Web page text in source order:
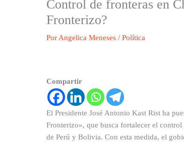
Control de fronteras en
Fronterizo?
Por Angelica Meneses / Política
Compartir
El Presidente José Antonio Kast Rist ha
Fronterizo», que busca fortalecer el
de Perú y Bolivia. Con esta medida, el